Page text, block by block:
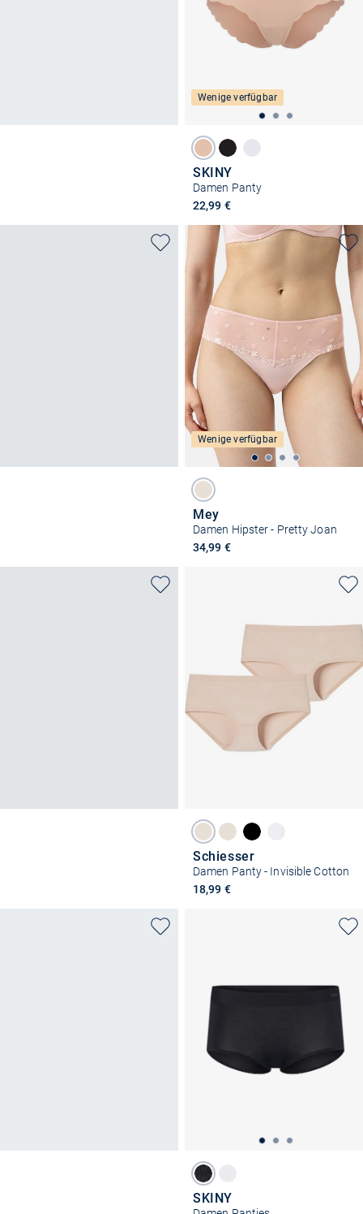
Wenige verfügbar
SKINY
Damen Panty
22,99 €
Wenige verfügbar
Mey
Damen Hipster - Pretty Joan
34,99 €
Schiesser
Damen Panty - Invisible Cotton
18,99 €
SKINY